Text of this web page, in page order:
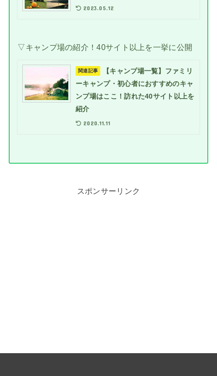
2023.05.12
▽キャンプ場の紹介！40サイト以上を一挙に公開
関連記事
【キャンプ場一覧】ファミリ
ーキャンプ・初心者におすすめのキャ
ンプ場はここ！訪れた40サイト以上を
紹介
2020.11.11
スポンサーリンク